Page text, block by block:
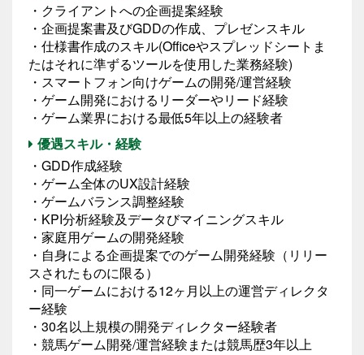
・クライアントへの企画提案経験
・企画提案書及びGDDの作成、プレゼンスキル
・仕様書作成のスキル(Officeやスプレッドシートま
たはそれに準ずるツールを使用した業務経験)
・スマートフォン向けゲームの開発/運営経験
・ゲーム開発におけるリーダーやリード経験
・ゲーム業界における最低5年以上の経験者
優遇スキル・経験
・GDD作成経験
・ゲーム全体のUX設計経験
・ゲームバランス調整経験
・KPI分析経験及データびマイニングスキル
・家庭用ゲームの開発経験
・自身による企画提案でのゲーム開発経験（リリー
スされたものに限る）
・同一ゲームにおける12ヶ月以上の運営ディレクタ
ー経験
・30名以上規模の開発ディレクター経験者
・競馬ゲーム開発/運営経験または競馬歴3年以上